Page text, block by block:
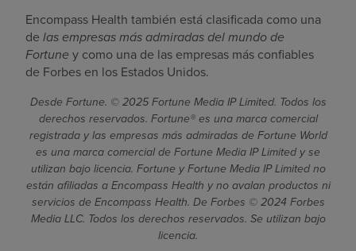
Encompass Health también está clasificada como una
de las empresas más admiradas del mundo de
Fortune y como una de las empresas más confiables
de Forbes en los Estados Unidos.
Desde Fortune. © 2025 Fortune Media IP Limited. Todos los
derechos reservados. Fortune® es una marca comercial
registrada y las empresas más admiradas de Fortune World
es una marca comercial de Fortune Media IP Limited y se
utilizan bajo licencia. Fortune y Fortune Media IP Limited no
están afiliadas a Encompass Health y no avalan productos ni
servicios de Encompass Health. De Forbes © 2024 Forbes
Media LLC. Todos los derechos reservados. Se utilizan bajo
licencia.